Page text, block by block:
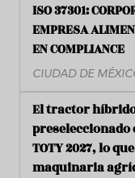
ISO 37301:
EMPRESA
EN COMPLIANCE
CIUDAD DE
El tractor híbrido
preseleccionado
TOTY 2027, lo
maquinaria